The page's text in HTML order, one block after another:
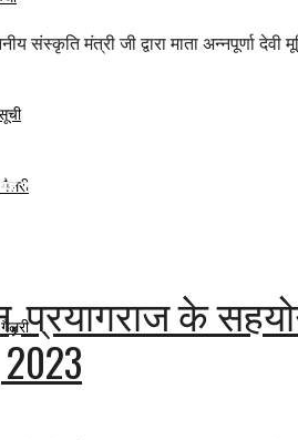
रामायण
रामायण
संस्कृति मंत्री जी द्वारा माता अन्नपूर्णा देवी
प्रयागराज के